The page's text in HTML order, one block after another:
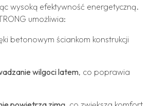
wysoką efektywność energetyczną.
umożliwia:
betonowym ściankom konstrukcji
wilgoci latem, co poprawia